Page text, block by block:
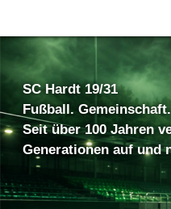
SC Hardt 19/31
Fußball.
Seit über 100 Jahren
Generationen auf und